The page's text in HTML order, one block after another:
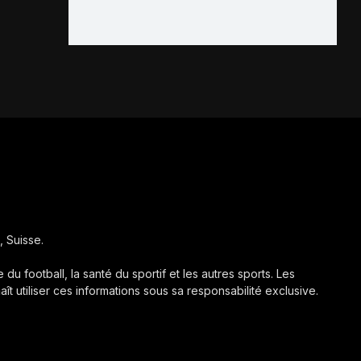
Suisse.
football, la santé du sportif et les autres sports. Les
utiliser ces informations sous sa responsabilité exclusive.